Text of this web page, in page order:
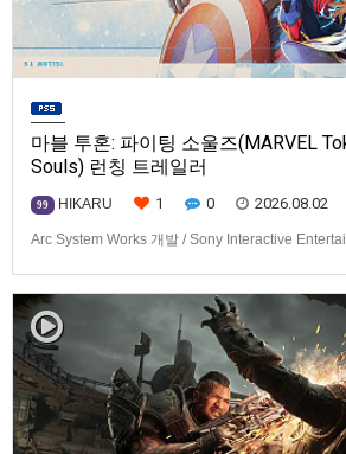
마블 투혼: 파이팅 소울즈(MARVEL
Souls) 런칭 트레일러
99 HIKARU 1 0 2026.08.02
Arc System Works 개발 / Sony Interactive
로 예정.